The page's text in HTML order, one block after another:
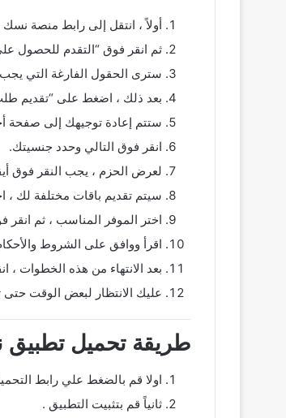
أولاً ، انتقل إلى رابط منصة
ثم انقر فوق “التقدم للحصول
سترى الحقول الفارغة التي
بعد ذلك ، اضغط على “تقديم
ستتم إعادة توجيهك إلى صفحة
انقر فوق التالي وحدد جنسيتك.
لعرض الحزم ، يجب النقر فوق
سيتم تقديم باقات مختلفة لك ،
اختر الموفر المناسب ، ثم انقر
اقرأ ووافق على الشروط
بعد الانتهاء من هذه الخطوات ،
عليك الانتظار لبعض الوقت
طريقة تحميل تطبيق
اولا قم بالضغط علي رابط
ثانياً قم بتثبيت التطبيق .